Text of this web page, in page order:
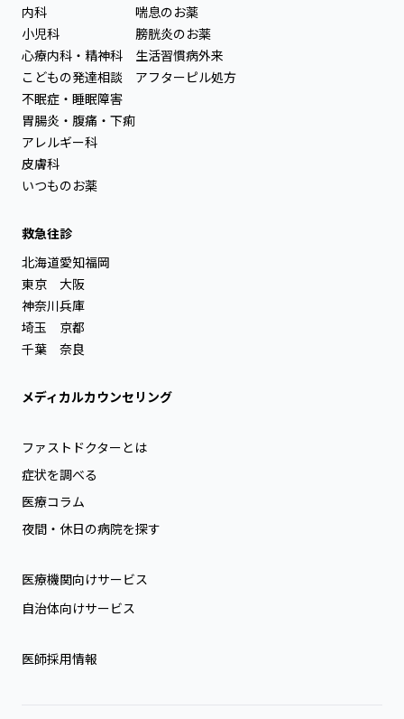
内科
小児科
心療内科・精神科
こどもの発達相談
不眠症・睡眠障害
胃腸炎・腹痛・下痢
アレルギー科
皮膚科
いつものお薬
喘息のお薬
膀胱炎のお薬
生活習慣病外来
アフターピル処方
救急往診
北海道
東京
神奈川
埼玉
千葉
愛知
大阪
兵庫
京都
奈良
福岡
メディカルカウンセリング
ファストドクターとは
症状を調べる
医療コラム
夜間・休日の病院を探す
医療機関向けサービス
自治体向けサービス
医師採用情報